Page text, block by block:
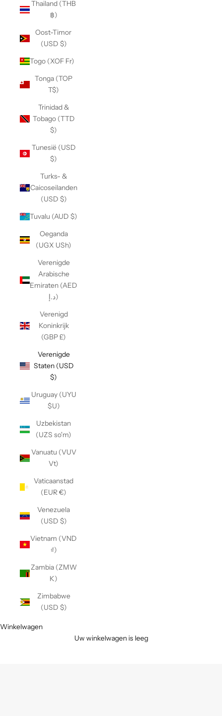
Thailand (THB
฿)
Oost-Timor
(USD $)
Togo (XOF Fr)
Tonga (TOP
T$)
Trinidad &
Tobago (TTD
$)
Tunesië (USD
$)
Turks- &
Caicoseilanden
(USD $)
Tuvalu (AUD $)
Oeganda
(UGX USh)
Verenigde
Arabische
Emiraten (AED
د.إ)
Verenigd
Koninkrijk
(GBP £)
Verenigde
Staten (USD
$)
Uruguay (UYU
$U)
Uzbekistan
(UZS so'm)
Vanuatu (VUV
Vt)
Vaticaanstad
(EUR €)
Venezuela
(USD $)
Vietnam (VND
₫)
Zambia (ZMW
K)
Zimbabwe
(USD $)
Winkelwagen
Uw winkelwagen is leeg